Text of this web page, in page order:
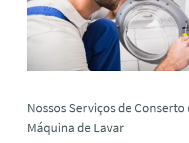
Nossos Serviços de Conserto
Máquina de Lavar